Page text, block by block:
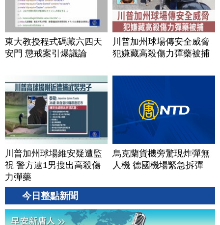
東大教授程式碼藏六四天
安門 懲戒案引爆議論
川普加州球場傳安全威脅
犯嫌藏高殺傷力彈藥被捕
川普加州球場維安疑遭監
視 警方逮1男搜出高殺傷
力彈藥
烏克蘭貨機旁驚現炸彈無
人機 德國機場緊急拆彈
今日整點新聞